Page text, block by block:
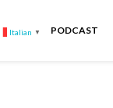
Italian ▼ PODCAST